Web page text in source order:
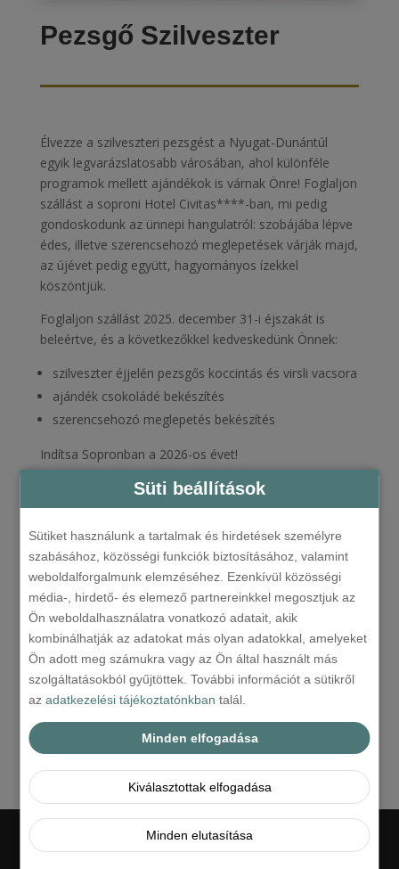
Süti beállítások
Sütiket használunk a tartalmak és hirdetések személyre
szabásához, közösségi funkciók biztosításához, valamint
weboldalforgalmunk elemzéséhez. Ezenkívül közösségi
média-, hirdető- és elemező partnereinkkel megosztjuk az
Ön weboldalhasználatra vonatkozó adatait, akik
kombinálhatják az adatokat más olyan adatokkal, amelyeket
Ön adott meg számukra vagy az Ön által használt más
szolgáltatásokból gyűjtöttek. További információt a sütikről
azadatkezelési tájékoztatónkban talál.
Minden elfogadása
Kiválasztottak elfogadása
Minden elutasítása
Pezsgő Szilveszter
Élvezze a szilveszteri pezsgést a Nyugat-Dunántúl
egyik legvarázslatosabb városában, ahol különféle
programok mellett ajándékok is várnak Önre! Foglaljon
szállást a soproni Hotel Civitas****-ban, mi pedig
gondoskodunk az ünnepi hangulatról: szobájába lépve
édes, illetve szerencsehozó meglepetések várják majd,
az újévet pedig együtt, hagyományos ízekkel
köszöntjük.
Foglaljon szállást 2025. december 31-i éjszakát is
beleértve, és a következőkkel kedveskedünk Önnek:
szilveszter éjjelén pezsgős koccintás és virsli vacsora
ajándék csokoládé bekészítés
szerencsehozó meglepetés bekészítés
Indítsa Sopronban a 2026-os évet!
Weboldalunkon garantáltan a legkedvezőbb árat találja!
ÁRAJÁNLATKÉRÉS
ÁRKALKULÁCIÓ & ONLINE
FOGLALÁS
További ajánlataink
Vissza a főoldalra